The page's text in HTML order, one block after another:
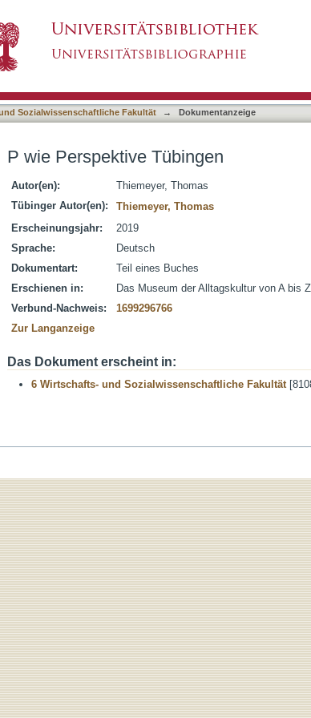
Sozialwissenschaftliche Fakultät → Dokumentanzeige
P wie Perspektive Tübingen
Autor(en):
Thiemeyer, Thomas
Tübinger Autor(en):
Thiemeyer, Thomas
Erscheinungsjahr:
2019
Sprache:
Deutsch
Dokumentart:
Teil eines Buches
Erschienen in:
Das Museum der Alltagskultur von A bis
Verbund-Nachweis:
1699296766
Zur Langanzeige
Das Dokument erscheint in:
6 Wirtschafts- und Sozialwissenschaftliche Fakultät